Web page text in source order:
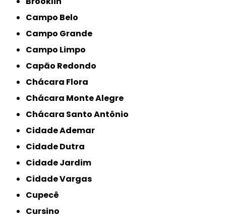
Campo Belo
Campo Grande
Campo Limpo
Capão Redondo
Chácara Flora
Chácara Monte Alegre
Chácara Santo Antônio
Cidade Ademar
Cidade Dutra
Cidade Jardim
Cidade Vargas
Cupecê
Cursino